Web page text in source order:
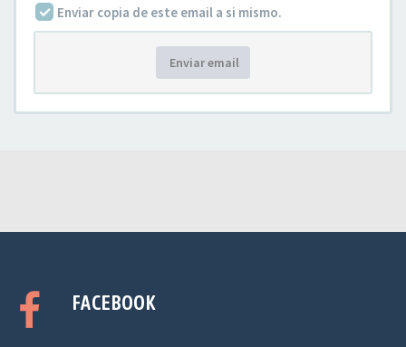
Enviar copia de este email a si mismo.
Enviar email
FACEBOOK